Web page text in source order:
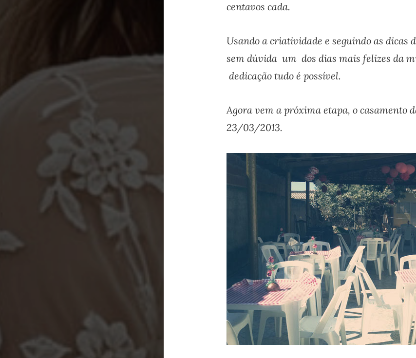
centavos cada.
Usando a criatividade e seguindo as dicas
sem dúvida um dos dias mais felizes da
dedicação tudo é possível.
Agora vem a próxima etapa, o casamento
23/03/2013.